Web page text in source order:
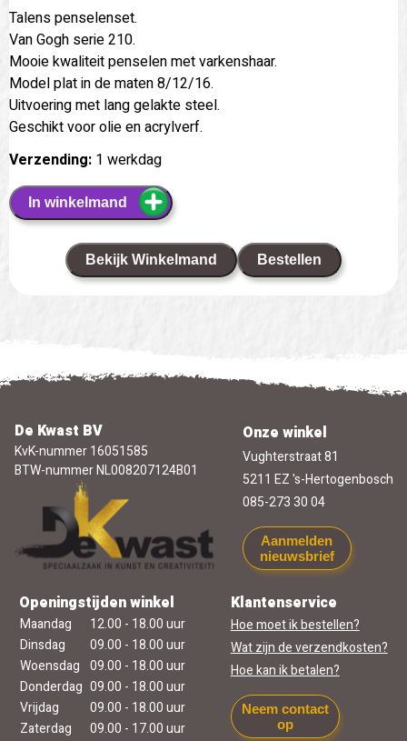
Talens penselenset.
Van Gogh serie 210.
Mooie kwaliteit penselen met varkenshaar.
Model plat in de maten 8/12/16.
Uitvoering met lang gelakte steel.
Geschikt voor olie en acrylverf.
Verzending: 1 werkdag
In winkelmand
Bekijk Winkelmand Bestellen
De Kwast BV
KvK-nummer 16051585
BTW-nummer NL008207124B01
Onze winkel
Vughterstraat 81
5211 EZ 's-Hertogenbosch
085-273 30 04
Aanmelden
nieuwsbrief
Openingstijden winkel
Maandag
12.00 - 18.00 uur
Dinsdag
09.00 - 18.00 uur
Woensdag 09.00 - 18.00 uur
Donderdag 09.00 - 18.00 uur
Vrijdag
09.00 - 18.00 uur
Zaterdag
09.00 - 17.00 uur
Klantenservice
Hoe moet ik bestellen?
Wat zijn de verzendkosten?
Hoe kan ik betalen?
Neem contact
op